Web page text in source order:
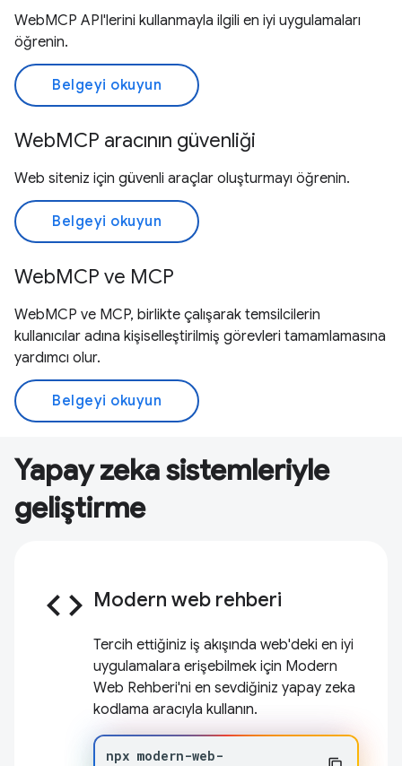
WebMCP API'lerini kullanmayla ilgili en iyi uygulamaları
öğrenin.
Belgeyi okuyun
WebMCP aracının güvenliği
Web siteniz için güvenli araçlar oluşturmayı öğrenin.
Belgeyi okuyun
WebMCP ve MCP
WebMCP ve MCP, birlikte çalışarak temsilcilerin
kullanıcılar adına kişiselleştirilmiş görevleri tamamlamasına
yardımcı olur.
Belgeyi okuyun
Yapay zeka sistemleriyle
geliştirme
code Modern web rehberi
Tercih ettiğiniz iş akışında web'deki en iyi
uygulamalara erişebilmek için Modern
Web Rehberi'ni en sevdiğiniz yapay zeka
kodlama aracıyla kullanın.
npx modern-web-